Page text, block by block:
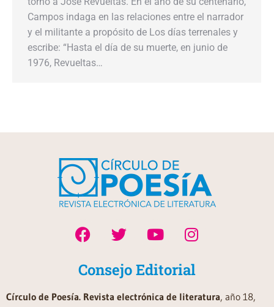
Campos indaga en las relaciones entre el narrador
y el militante a propósito de Los días terrenales y
escribe: “Hasta el día de su muerte, en junio de
1976, Revueltas…
Consejo Editorial
Círculo de Poesía. Revista electrónica de literatura, año 18,